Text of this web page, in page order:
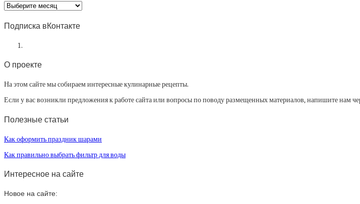
Архив
статей
Подписка вКонтакте
О проекте
На этом сайте мы собираем интересные кулинарные рецепты.
Если у вас возникли предложения к работе сайта или вопросы по поводу размещенных материалов, напишите нам
Полезные статьи
Как оформить праздник шарами
Как правильно выбрать фильтр для воды
Интересное на сайте
Новое на сайте: